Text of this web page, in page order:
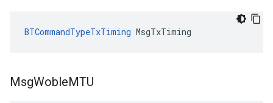
BTCommandTypeTxTiming MsgTxTiming
MsgWobleMTU